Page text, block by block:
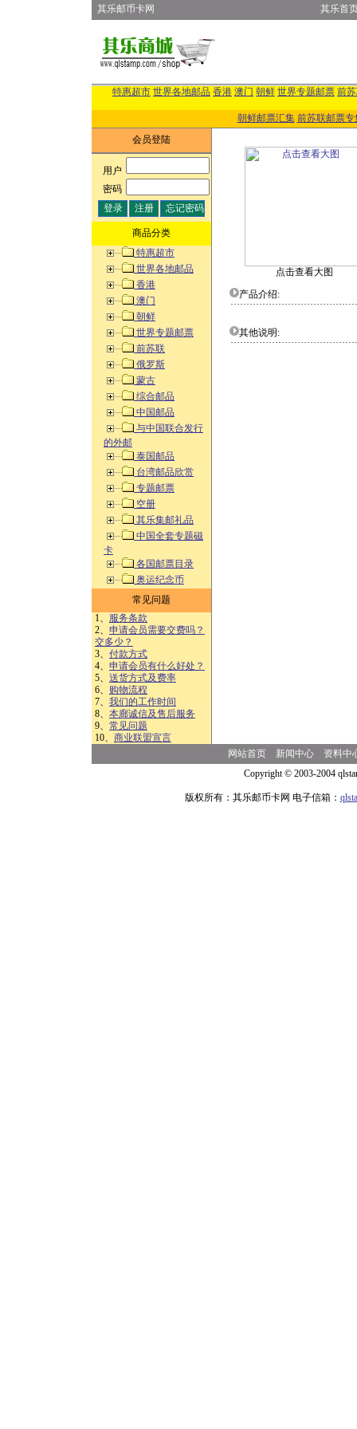
其乐邮币卡网 其乐首
特惠超市 世界各地邮品 香港 澳门 朝鲜 世界专题邮票 前
朝鲜邮票汇集 前苏联邮票专
会员登陆
用户:
密码:
商品分类
特惠超市
世界各地邮品
香港
澳门
朝鲜
世界专题邮票
前苏联
俄罗斯
蒙古
综合邮品
中国邮品
与中国联合发行
的外邮
泰国邮品
台湾邮品欣赏
专题邮票
空册
其乐集邮礼品
中国全套专题磁
卡
各国邮票目录
奥运纪念币
常见问题
1、 服务条款
2、 申请会员需要交费吗？
交多少？
3、 付款方式
4、 申请会员有什么好处？
5、 送货方式及费率
6、 购物流程
7、 我们的工作时间
8、 本廊诚信及售后服务
9、 常见问题
10、 商业联盟宣言
点击查看大图
产品介绍:
其他说明:
网站首页 新闻中心
资料中
Copyright © 2003-2004
版权所有：其乐邮币卡网 电子信箱：